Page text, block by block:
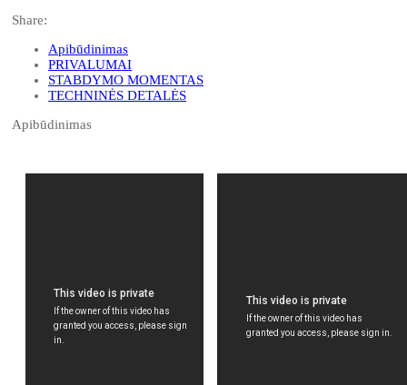
Share:
Apibūdinimas
PRIVALUMAI
STABDYMO MOMENTAS
TECHNINĖS DETALĖS
Apibūdinimas